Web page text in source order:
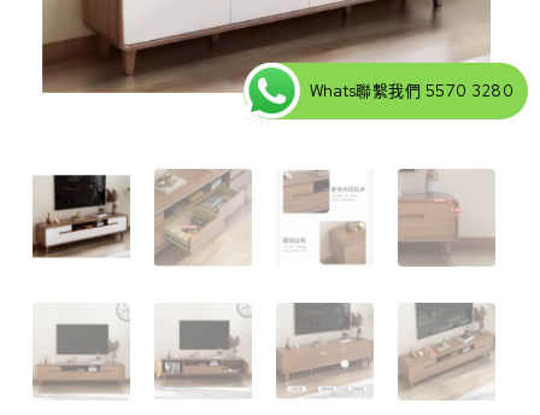
Whats聯繫我們 5570 3280